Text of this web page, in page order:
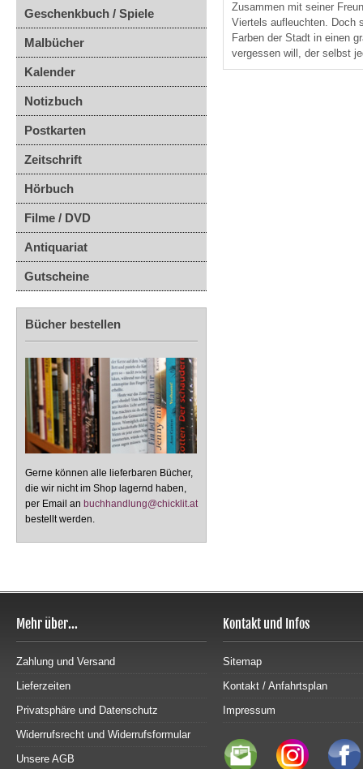
Geschenkbuch / Spiele
Malbücher
Kalender
Notizbuch
Postkarten
Zeitschrift
Hörbuch
Filme / DVD
Antiquariat
Gutscheine
Bücher bestellen
Gerne können alle lieferbaren Bücher,
die wir nicht im Shop lagernd haben,
per Email an buchhandlung@chicklit.at
bestellt werden.
Zusammen mit seiner
Viertels aufleuchten. Doch
Farben der Stadt in einen
vergessen will, der selbst
Mehr über...
Zahlung und Versand
Lieferzeiten
Privatsphäre und Datenschutz
Widerrufsrecht und Widerrufsformular
Unsere AGB
Kontakt und Infos
Sitemap
Kontakt / Anfahrtsplan
Impressum